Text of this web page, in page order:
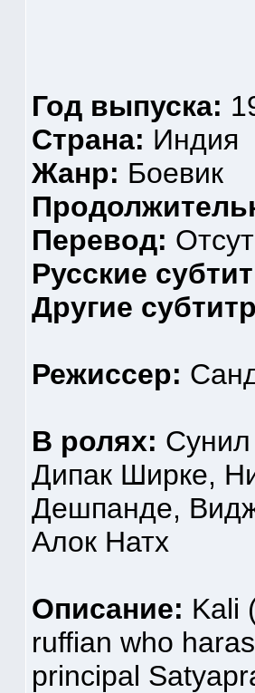
Год выпуска:
Страна: Индия
Жанр: Боевик
Перевод:
Русские
Другие
Режиссер:
В ролях:
Дипак Ширке,
Дешпанде,
Алок Натх
Описание: Kali
ruffian who
principal